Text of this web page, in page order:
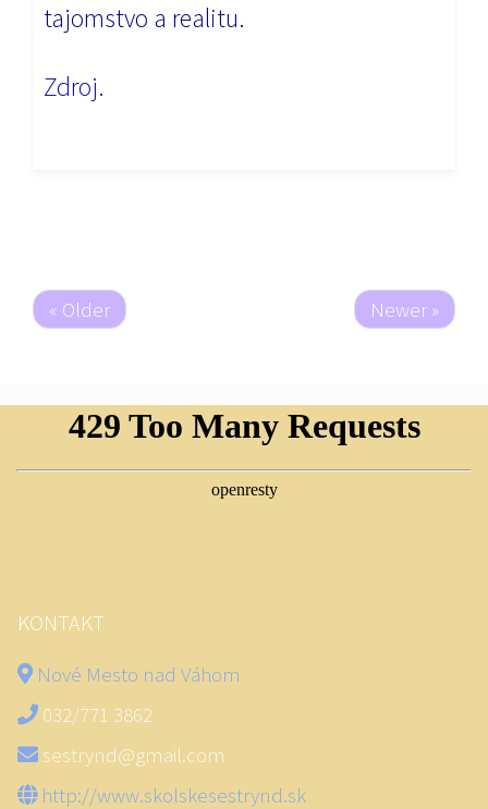
tajomstvo a realitu.
Zdroj.
« Older Newer »
KONTAKT
Nové Mesto nad Váhom
032/771 3862
sestrynd@gmail.com
http://www.skolskesestrynd.sk